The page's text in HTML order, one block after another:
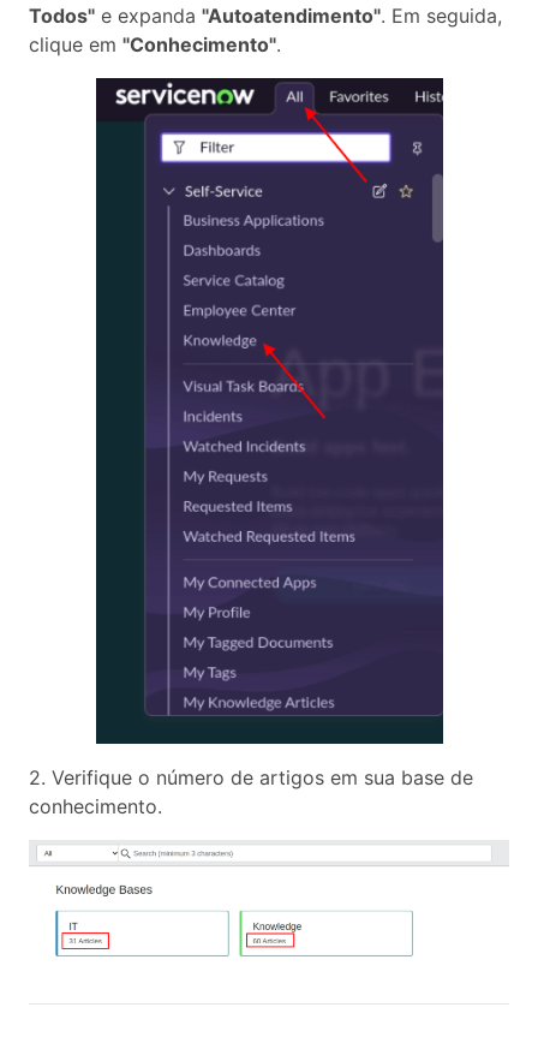
Todos" e expanda "Autoatendimento". Em seguida,
clique em "Conhecimento".
2. Verifique o número de artigos em sua base de
conhecimento.